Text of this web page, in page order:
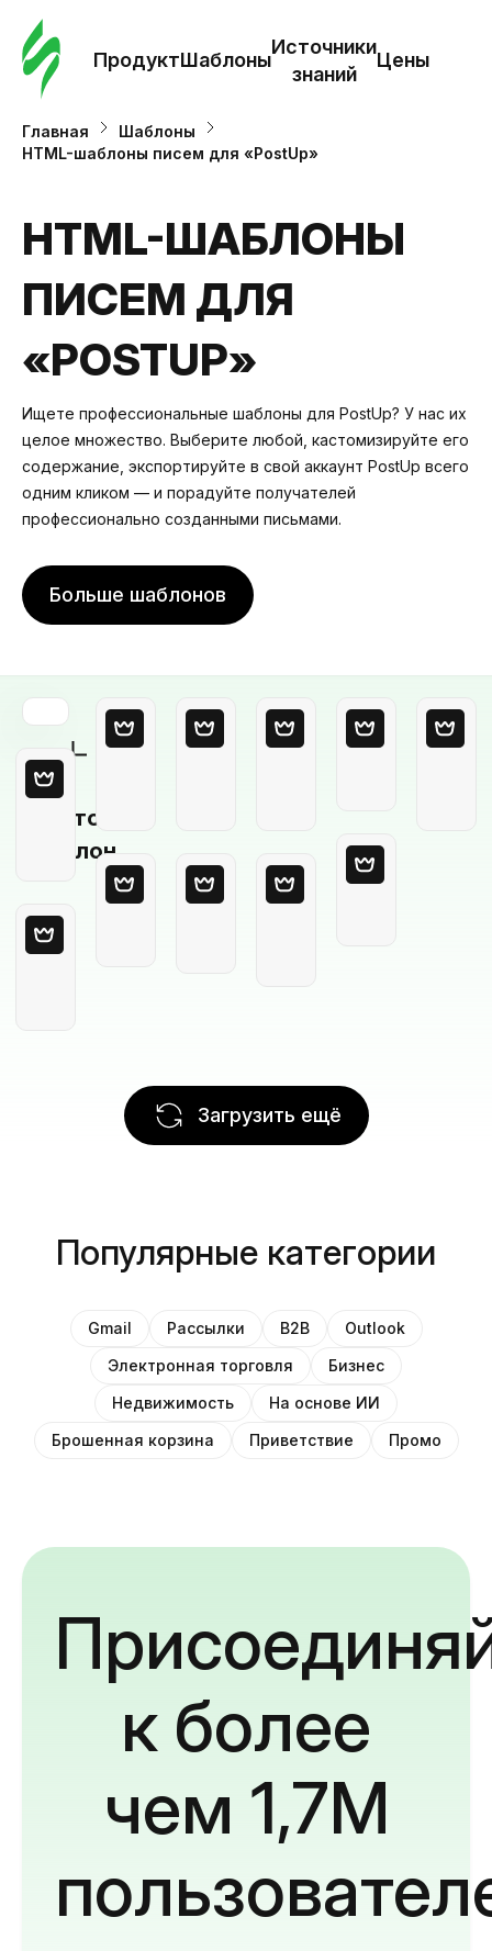
ПродуктШаблоны
Источники
знаний
Цены
Главная
Шаблоны
HTML-шаблоны писем для «PostUp»
HTML-ШАБЛОНЫ
ПИСЕМ ДЛЯ
«POSTUP»
Ищете профессиональные шаблоны для PostUp? У нас их
целое множество. Выберите любой, кастомизируйте его
содержание, экспортируйте в свой аккаунт PostUp всего
одним кликом — и порадуйте получателей
профессионально созданными письмами.
Больше шаблонов
Пустой
шаблон
Загрузить ещё
Популярные категории
Gmail Рассылки B2B
Outlook
Электронная торговля
Бизнес
Недвижимость
На основе ИИ
Брошенная корзина
Приветствие Промо
к более
чем 1,7M